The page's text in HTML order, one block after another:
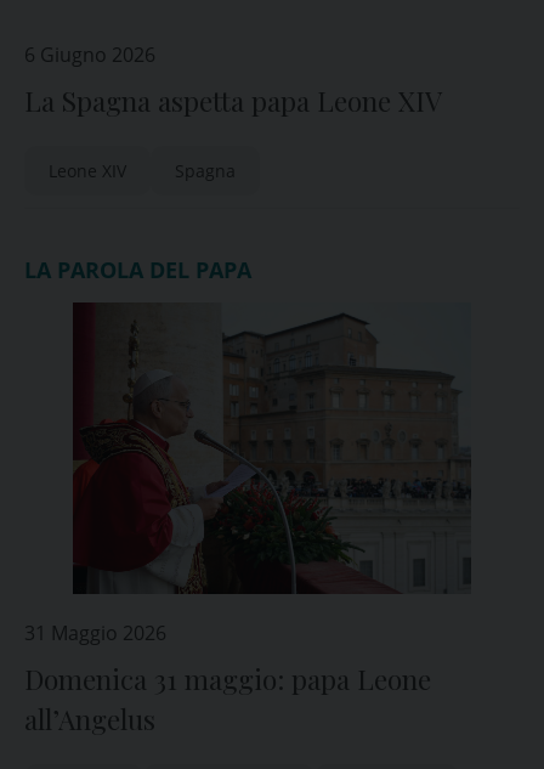
6 Giugno 2026
La Spagna aspetta papa Leone XIV
Leone XIV Spagna
LA PAROLA DEL PAPA
31 Maggio 2026
Domenica 31 maggio: papa Leone
all’Angelus